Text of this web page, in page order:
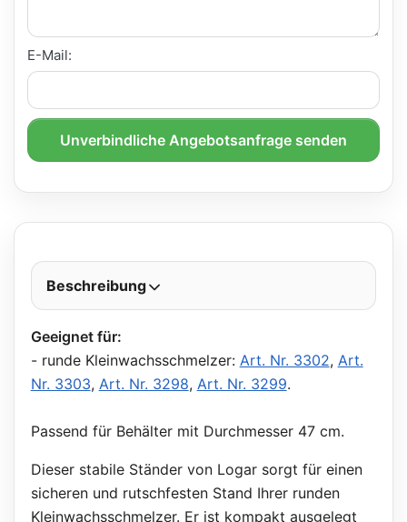
E-Mail:
Unverbindliche Angebotsanfrage senden
Beschreibung
Geeignet für:
- runde Kleinwachsschmelzer: Art. Nr. 3302, Art.
Nr. 3303, Art. Nr. 3298, Art. Nr. 3299.
Passend für Behälter mit Durchmesser 47 cm.
Dieser stabile Ständer von Logar sorgt für einen
sicheren und rutschfesten Stand Ihrer runden
Kleinwachsschmelzer. Er ist kompakt ausgelegt